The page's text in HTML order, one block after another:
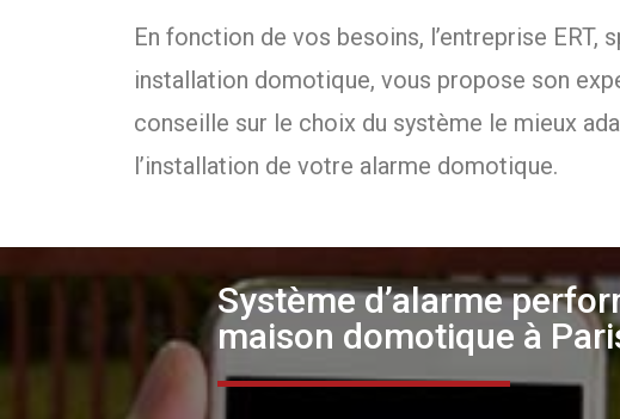
En fonction de vos besoins, l’entreprise ERT,
installation domotique, vous propose son
conseille sur le choix du système le mieux
l’installation de votre alarme domotique.
Système d’alarme
maison domotique à